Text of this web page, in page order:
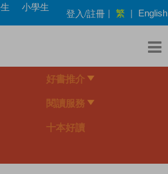
小學生
登入/註冊 | 繁 | English
好書推介
閱讀服務
十本好讀